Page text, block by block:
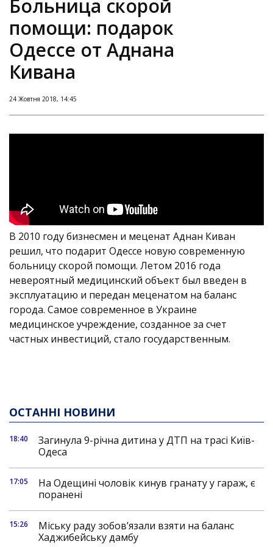
Больница скорой
помощи: подарок
Одессе от Аднана
Кивана
24 Жовтня 2018, 14:45
В 2010 году бизнесмен и меценат Аднан Киван
решил, что подарит Одессе новую современную
больницу скорой помощи. Летом 2016 года
невероятный медицинский объект был введен в
эксплуатацию и передан меценатом на баланс
города. Самое современное в Украине
медицинское учреждение, созданное за счет
частных инвестиций, стало государственным.
ОСТАННІ НОВИНИ
18:40
Загинула 9-річна дитина у ДТП на трасі Київ-
Одеса
17:05
На Одещині чоловік кинув гранату у гараж, є
поранені
15:26
Міську раду зобов’язали взяти на баланс
Хаджибейську дамбу